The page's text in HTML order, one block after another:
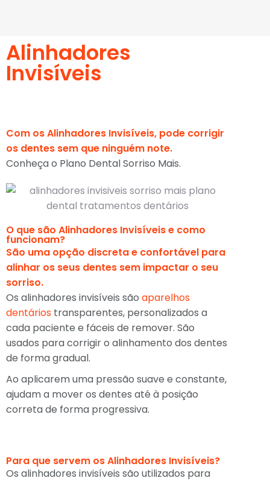
Alinhadores
Invisíveis
Com os Alinhadores Invisíveis, pode corrigir
os dentes sem que ninguém note.
Conheça o Plano Dental Sorriso Mais.
O que são Alinhadores Invisíveis e como
funcionam?
São uma opção discreta e confortável para
alinhar os seus dentes sem impactar o seu
sorriso.
Os alinhadores invisíveis são aparelhos
dentários transparentes, personalizados a
cada paciente e fáceis de remover. São
usados para corrigir o alinhamento dos dentes
de forma gradual.
Ao aplicarem uma pressão suave e constante,
ajudam a mover os dentes até à posição
correta de forma progressiva.
Para que servem os Alinhadores Invisíveis?
Os alinhadores invisíveis são utilizados para